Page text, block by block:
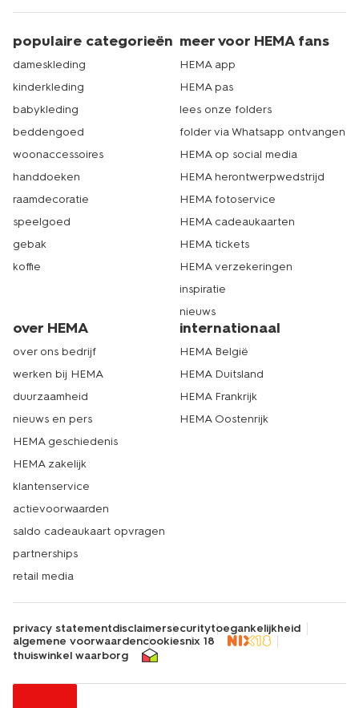
populaire categorieën
dameskleding
kinderkleding
babykleding
beddengoed
woonaccessoires
handdoeken
raamdecoratie
speelgoed
gebak
koffie
meer voor HEMA fans
HEMA app
HEMA pas
lees onze folders
folder via Whatsapp ontvangen
HEMA op social media
HEMA herontwerpwedstrijd
HEMA fotoservice
HEMA cadeaukaarten
HEMA tickets
HEMA verzekeringen
inspiratie
nieuws
over HEMA
over ons bedrijf
werken bij HEMA
duurzaamheid
nieuws en pers
HEMA geschiedenis
HEMA zakelijk
klantenservice
actievoorwaarden
saldo cadeaukaart opvragen
partnerships
retail media
internationaal
HEMA België
HEMA Duitsland
HEMA Frankrijk
HEMA Oostenrijk
privacy statementdisclaimersecuritytoegankelijkheid
algemene voorwaardencookiesnix 18
thuiswinkel waarborg